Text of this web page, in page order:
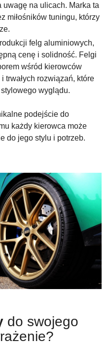
na ulicach. Marka ta
miłośników tuningu, którzy
felg aluminiowych,
cenę i solidność. Felgi
wśród kierowców
trwałych rozwiązań, które
wyglądu.
podejście do
każdy kierowca może
do jego stylu i potrzeb.
do swojego